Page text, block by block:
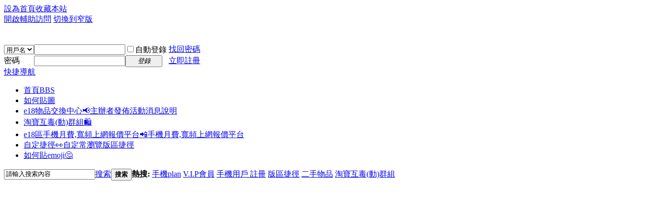
設為首頁收藏本站
開啟輔助訪問 切換到窄版
自動登錄 找回密碼
密碼
登錄
立即註冊
快捷導航
首頁BBS
如何貼圖
e18物品交換中心📢主辦者發佈活動消息說明
淘寶互毒(動)群組🛍️
e18區手機月費,寬頻上網報價平台📲手機月費,寬頻上網報價平台
自定捷徑👀自定常瀏覽版區捷徑
如何貼emoji🤔
搜索 搜索 熱搜: 手機plan V.I.P會員 手機用戶 註冊 版區捷徑 二手物品 淘寶互毒(動)群組